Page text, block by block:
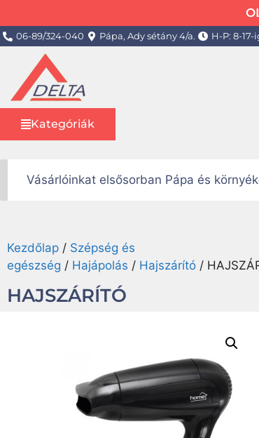
06-89/324-040 Pápa, Ady sétány 4/a. H-P: 8-17-
Kategóriák
Vásárlóinkat elsősorban Pápa és
Kezdőlap / Szépség és
egészség / Hajápolás / Hajszárító /
HAJSZÁRÍTÓ